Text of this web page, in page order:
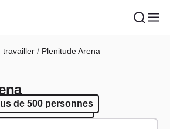
travailler Plenitude Arena
de 500 personnes
de 500 personnes